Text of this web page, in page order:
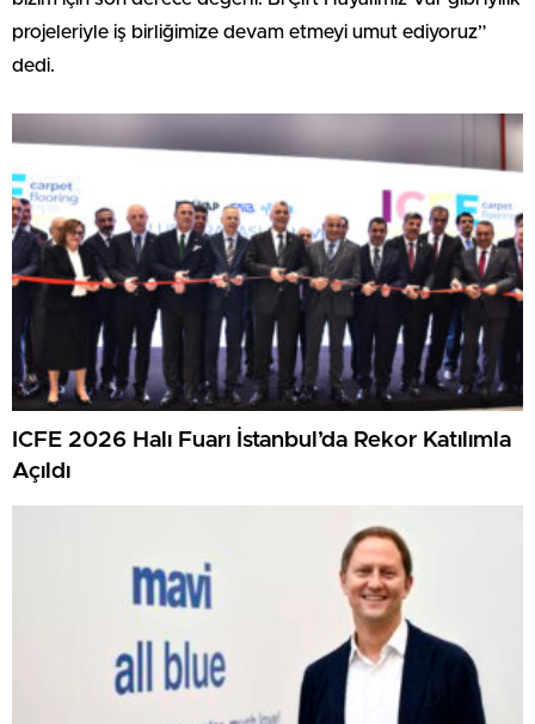
projeleriyle iş birliğimize devam etmeyi umut ediyoruz”
dedi.
ICFE 2026 Halı Fuarı İstanbul’da Rekor Katılımla
Açıldı